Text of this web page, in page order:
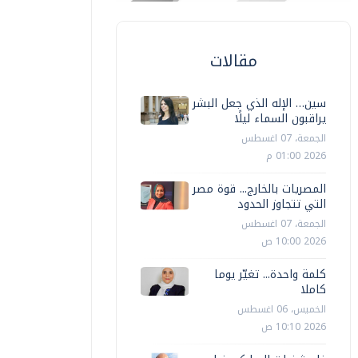
محافظات
محافظ الفيوم يوجه بتوفير الرعايةالطبية
اللازمة لطفلين يعانيان من الشلل
التشنجي
منتصر نضر الخميس، 25 يونيه 2026 06:09 م
مقالات
سين… الإله الذي جعل البشر
يراقبون السماء ليلًا
الجمعة، 07 اغسطس
2026 01:00 م
المصريات بالخارج... قوة مصر
التي تتجاوز الحدود
الجمعة، 07 اغسطس
2026 10:00 ص
كلمة واحدة... تغيّر يوما
كاملا
الخميس، 06 اغسطس
2026 10:10 ص